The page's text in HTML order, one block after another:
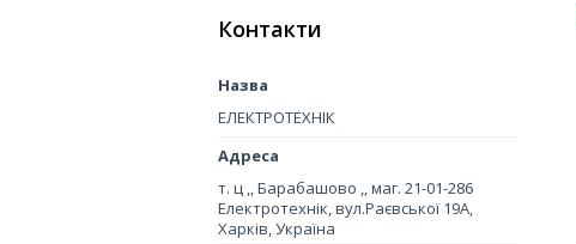
Контакти
ЕЛЕКТРОТЕХНІК
т. ц ,, Барабашово ,, маг. 21-01-286
Електротехнік, вул.Раєвської 19А,
Харків, Україна